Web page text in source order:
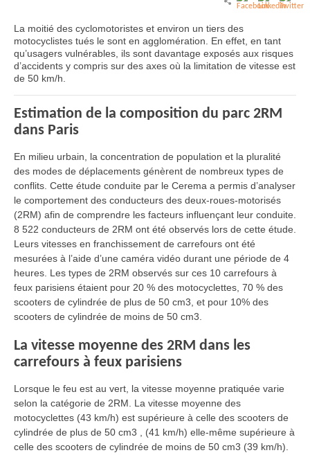
La moitié des cyclomotoristes et environ un tiers des
motocyclistes tués le sont en agglomération. En effet, en tant
qu’usagers vulnérables, ils sont davantage exposés aux risques
d’accidents y compris sur des axes où la limitation de vitesse est
de 50 km/h.
Estimation de la composition du parc 2RM
dans Paris
En milieu urbain, la concentration de population et la pluralité
des modes de déplacements génèrent de nombreux types de
conflits. Cette étude conduite par le Cerema a permis d’analyser
le comportement des conducteurs des deux-roues-motorisés
(2RM) afin de comprendre les facteurs influençant leur conduite.
8 522 conducteurs de 2RM ont été observés lors de cette étude.
Leurs vitesses en franchissement de carrefours ont été
mesurées à l’aide d’une caméra vidéo durant une période de 4
heures. Les types de 2RM observés sur ces 10 carrefours à
feux parisiens étaient pour 20 % des motocyclettes, 70 % des
scooters de cylindrée de plus de 50 cm3, et pour 10% des
scooters de cylindrée de moins de 50 cm3.
La vitesse moyenne des 2RM dans les
carrefours à feux parisiens
Lorsque le feu est au vert, la vitesse moyenne pratiquée varie
selon la catégorie de 2RM. La vitesse moyenne des
motocyclettes (43 km/h) est supérieure à celle des scooters de
cylindrée de plus de 50 cm3 , (41 km/h) elle-même supérieure à
celle des scooters de cylindrée de moins de 50 cm3 (39 km/h).